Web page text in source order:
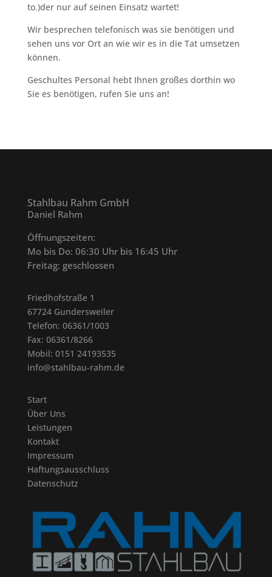
to.)der nur auf seinen Einsatz wartet!
Wir besprechen telefonisch was sie benötigen und
sehen uns vor Ort an wie wir es in die Tat umsetzen
können.
Geschultes Personal hebt Ihnen großes dorthin wo
Sie es benötigen, rufen Sie uns an!
Stahlbau Rahm GmbH
Daniel Rahm
Öffnungszeiten:
Mo bis Do: 06:30 Uhr bis 16:45 Uhr
Freitag: geschlossen
Friedhofstraße 1
67724 Gundersweiler
Telefon: 06361/1003
Fax: 06361/8266
Mobil: 0151 24193535
info@stahlbau-rahm.de
Start
Über Uns
Leistungen
Kontakt
Impressum
Haftungsausschluss
Datenschutz